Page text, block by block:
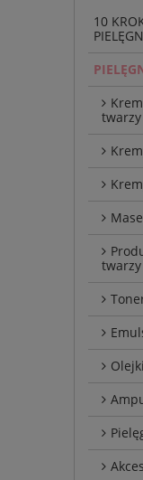
10
twarzy
twarzy